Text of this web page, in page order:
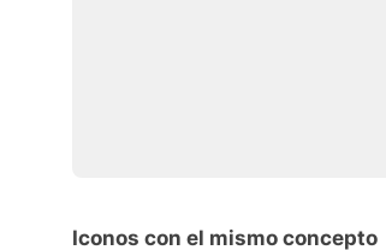
Iconos con el mismo concepto